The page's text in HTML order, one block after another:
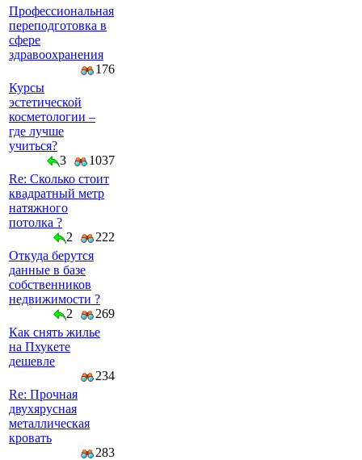
Профессиональная
переподготовка в
сфере
здравоохранения
176
Курсы
эстетической
косметологии –
где лучше
учиться?
3
1037
Re: Сколько стоит
квадратный метр
натяжного
потолка ?
2
222
Откуда берутся
данные в базе
собственников
недвижимости ?
2
269
Как снять жилье
на Пхукете
дешевле
234
Re: Прочная
двухярусная
металлическая
кровать
283